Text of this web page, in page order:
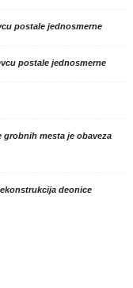
postale jednosmerne
postale jednosmerne
grobnih mesta je obaveza
deonice